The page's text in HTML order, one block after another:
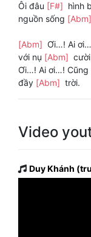
Ôi đâu [F#] hình
nguồn sống [Abm]
[Abm] Ơi…! Ai
với nụ [Abm] cười
Ơi…! Ai ơi…! Cũng
đầy [Abm] trời.
Video
Duy Khánh